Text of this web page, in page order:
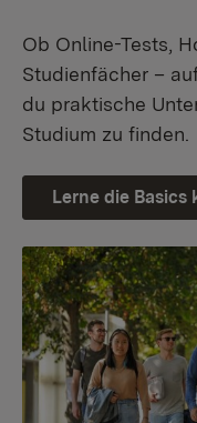
Ob Online-Tests,
Studienfächer –
du praktische
Studium zu finden.
Lerne die Basics